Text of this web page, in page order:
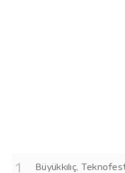
Büyükkılıç,